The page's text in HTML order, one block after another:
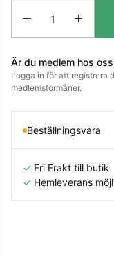
Är du medlem hos
Logga in för att registrera
medlemsförmåner.
Beställningsvara
✓ Fri Frakt till butik
✓ Hemleverans